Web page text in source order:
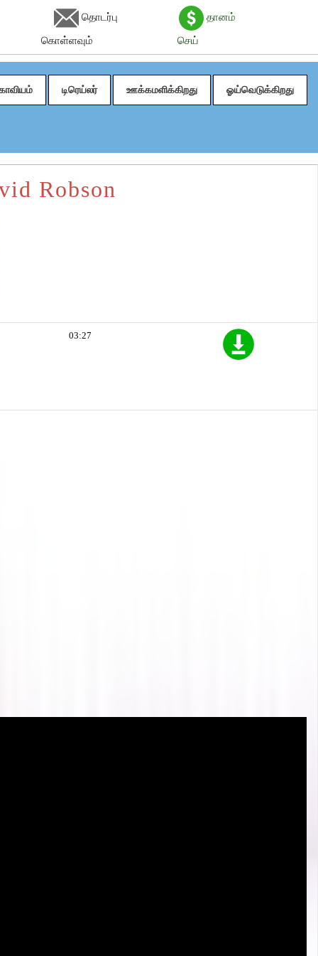
தொடர்பு
கொள்ளவும்
தானம்
செய்
டிரெய்லர் ஊக்கமளிக்கிறது ஓய்வெடுக்கிறது
Robson
03:27